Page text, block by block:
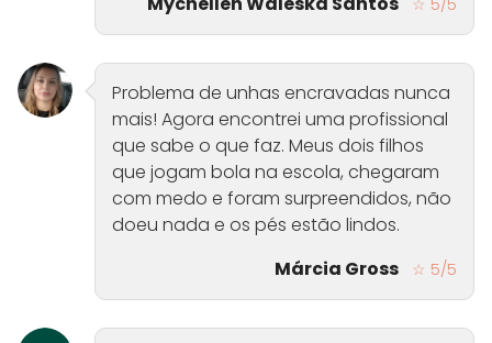
☆ 5/5
Problema de unhas encravadas nunca
mais! Agora encontrei uma profissional
que sabe o que faz. Meus dois filhos
que jogam bola na escola, chegaram
com medo e foram surpreendidos, não
doeu nada e os pés estão lindos.
Márcia Gross
☆ 5/5